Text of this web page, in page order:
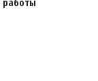
работы